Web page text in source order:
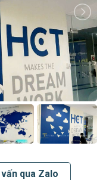
qua Zalo